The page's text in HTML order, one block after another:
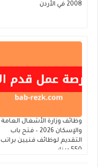
2008 في الأردن
وظائف وزارة الأشغال العامة
والإسكان 2026 – فتح باب
التقديم لوظائف فنيين براتب
550 دينار